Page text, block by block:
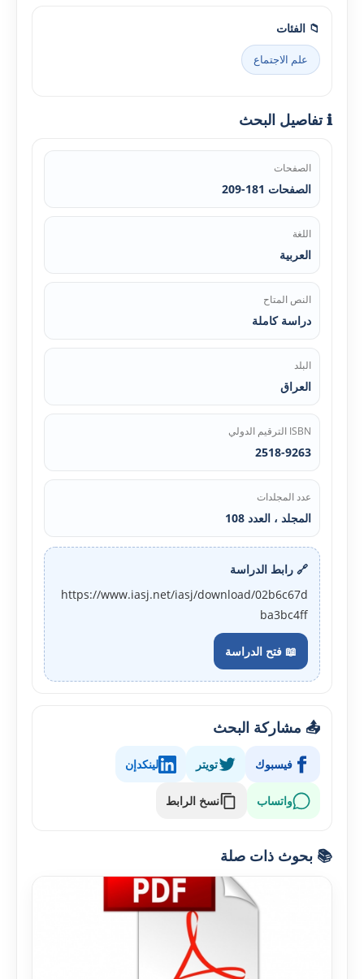
📁 الفئات
علم الاجتماع
ℹ️ تفاصيل البحث
الصفحات
الصفحات 181-209
اللغة
العربية
النص المتاح
دراسة كاملة
البلد
العراق
ISBN الترقيم الدولي
2518-9263
عدد المجلدات
المجلد ، العدد 108
🔗 رابط الدراسة
https://www.iasj.net/iasj/download/02b6c67d
ba3bc4ff
📖 فتح الدراسة
📤 مشاركة البحث
فيسبوك تويتر لينكدإن
واتساب نسخ الرابط
📚 بحوث ذات صلة